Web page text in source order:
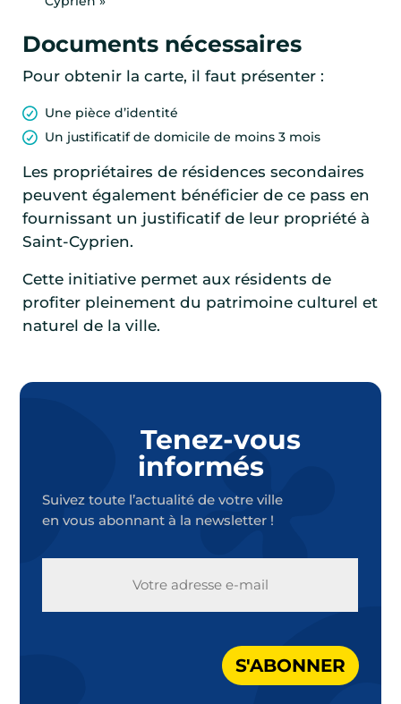
Documents nécessaires
Pour obtenir la carte, il faut présenter :
Une pièce d’identité
Un justificatif de domicile de moins 3 mois
Les propriétaires de résidences secondaires
peuvent également bénéficier de ce pass en
fournissant un justificatif de leur propriété à
Saint-Cyprien.
Cette initiative permet aux résidents de
profiter pleinement du patrimoine culturel et
naturel de la ville.
Tenez-vous
informés
Suivez toute l’actualité de votre ville
en vous abonnant à la newsletter !
S'ABONNER